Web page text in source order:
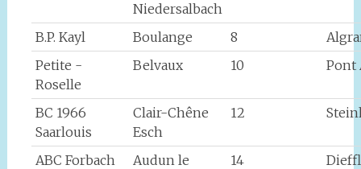
Niedersalbach
B.P. Kayl Boulange 8
Petite -
Roselle
Belvaux 10 Pont
BC 1966
Saarlouis
Clair-Chêne
Esch
12
ABC Forbach
Audun le
14